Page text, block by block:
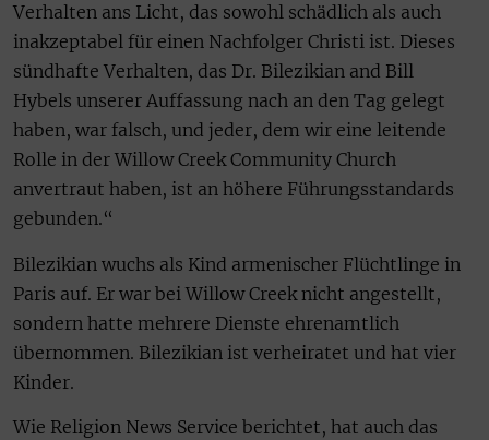
Verhalten ans Licht, das sowohl schädlich als auch
inakzeptabel für einen Nachfolger Christi ist. Dieses
sündhafte Verhalten, das Dr. Bilezikian and Bill
Hybels unserer Auffassung nach an den Tag gelegt
haben, war falsch, und jeder, dem wir eine leitende
Rolle in der Willow Creek Community Church
anvertraut haben, ist an höhere Führungsstandards
gebunden.“
Bilezikian wuchs als Kind armenischer Flüchtlinge in
Paris auf. Er war bei Willow Creek nicht angestellt,
sondern hatte mehrere Dienste ehrenamtlich
übernommen. Bilezikian ist verheiratet und hat vier
Kinder.
Wie Religion News Service berichtet, hat auch das